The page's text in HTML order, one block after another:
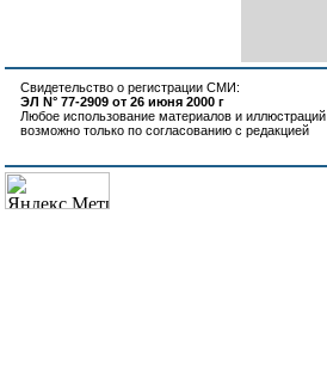
Свидетельство о регистрации СМИ:
ЭЛ N° 77-2909 от 26 июня 2000 г
Любое использование материалов и иллюстраций
возможно только по согласованию с редакцией